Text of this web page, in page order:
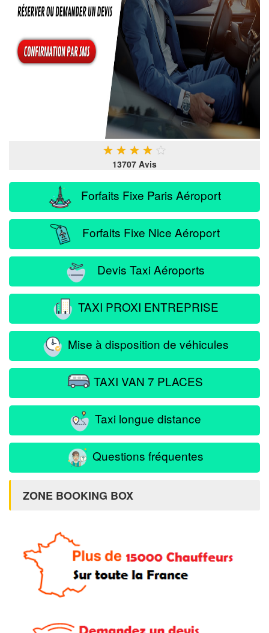
★ ★ ★ ★ ★
13707 Avis
Forfaits Fixe Paris Aéroport
Forfaits Fixe Nice Aéroport
Devis Taxi Aéroports
TAXI PROXI ENTREPRISE
Mise à disposition de véhicules
TAXI VAN 7 PLACES
Taxi longue distance
Questions fréquentes
ZONE BOOKING BOX